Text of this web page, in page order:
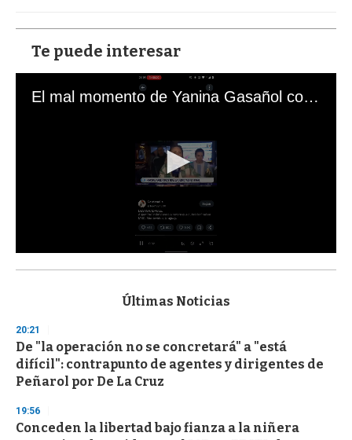
Te puede interesar
El mal momento de Yanina Gasañol con un hincha argentino en "Subrayado"
s
d
s
o
f
3
s
e
c
Últimas Noticias
20:21
De "la operación no se concretará" a "está
difícil": contrapunto de agentes y dirigentes de
Peñarol por De La Cruz
19:56
Conceden la libertad bajo fianza a la niñera